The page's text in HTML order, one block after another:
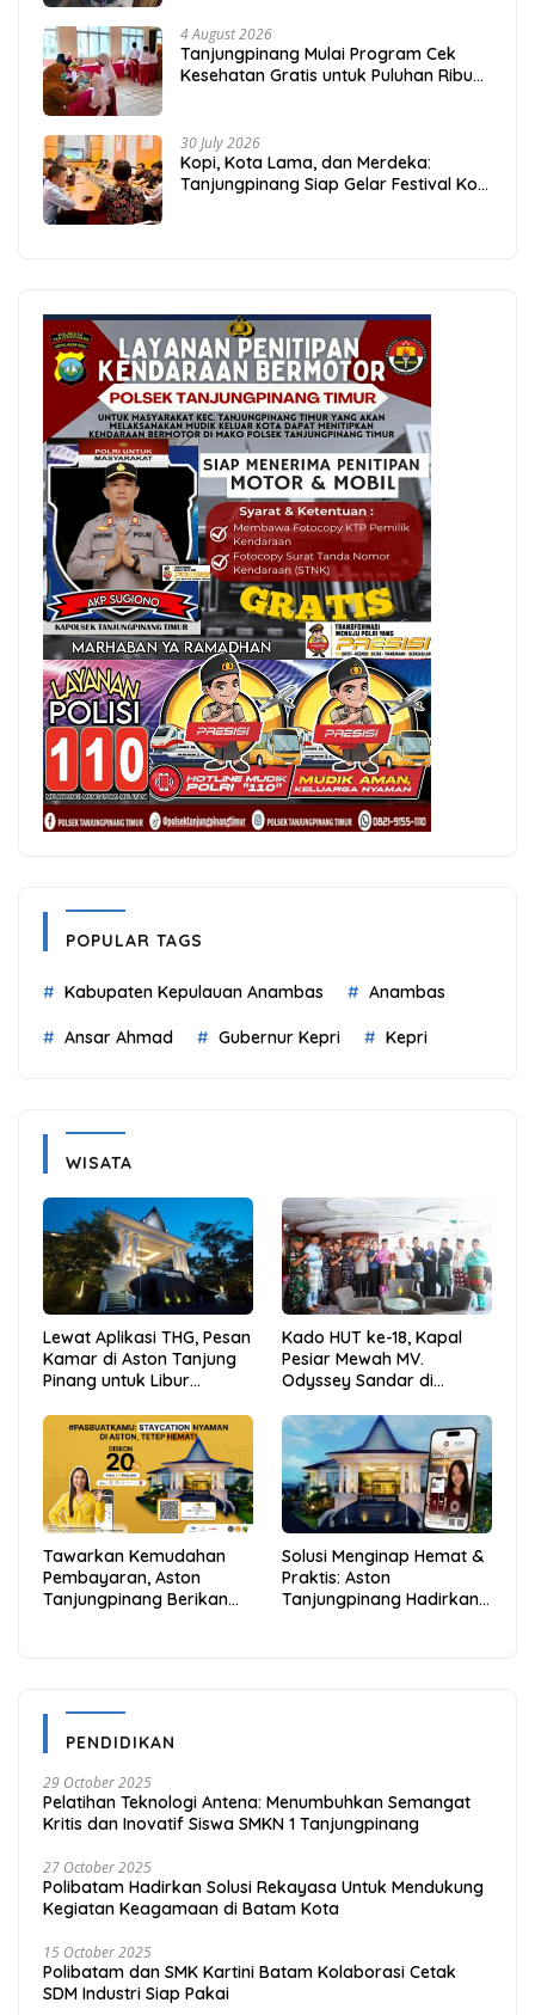
4 August 2026
Tanjungpinang Mulai Program Cek
Kesehatan Gratis untuk Puluhan Ribu
30 July 2026
Kopi, Kota Lama, dan Merdeka:
Tanjungpinang Siap Gelar Festival Kopi
POPULAR TAGS
Kabupaten Kepulauan Anambas Anambas
Ansar Ahmad Gubernur Kepri Kepri
WISATA
Lewat Aplikasi THG, Pesan
Kamar di Aston Tanjung
Pinang untuk Libur
dan Hemat
Kado HUT ke-18, Kapal
Pesiar Mewah MV.
Odyssey Sandar di
Anambas Siap Mendunia
Tawarkan Kemudahan
Pembayaran, Aston
Tanjungpinang Berikan
Solusi Menginap Hemat &
Praktis: Aston
Tanjungpinang Hadirkan
PENDIDIKAN
29 October 2025
Pelatihan Teknologi Antena: Menumbuhkan Semangat
Kritis dan Inovatif Siswa SMKN 1 Tanjungpinang
27 October 2025
Polibatam Hadirkan Solusi Rekayasa Untuk Mendukung
Kegiatan Keagamaan di Batam Kota
15 October 2025
Polibatam dan SMK Kartini Batam Kolaborasi Cetak
SDM Industri Siap Pakai